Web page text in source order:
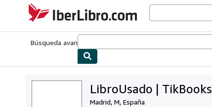
IberLibro.com
Búsqueda avanzada
LibroUsado | TikBooks
Madrid, M, España